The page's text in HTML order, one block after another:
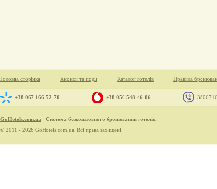
Головна сторінка Анонси та події Каталог готелів Правила
+38 067 166-52-70 +38 050 548-46-06
GoHotels.com.ua - Система безкоштовного бронювання готелів.
© 2011 - 2026 GoHotels.com.ua. Всі права захищені.